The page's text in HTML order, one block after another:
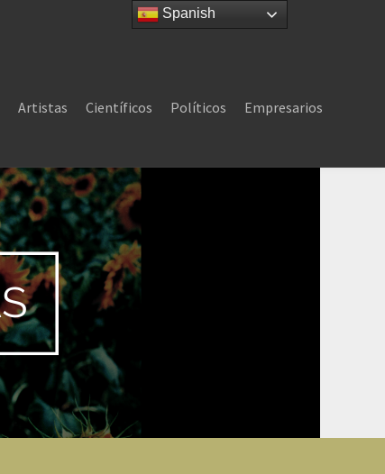
Artistas Científicos Políticos
Empresarios
Spanish